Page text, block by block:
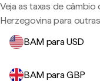
Veja as taxas de
Herzegovina para
BAM para USD
BAM para GBP